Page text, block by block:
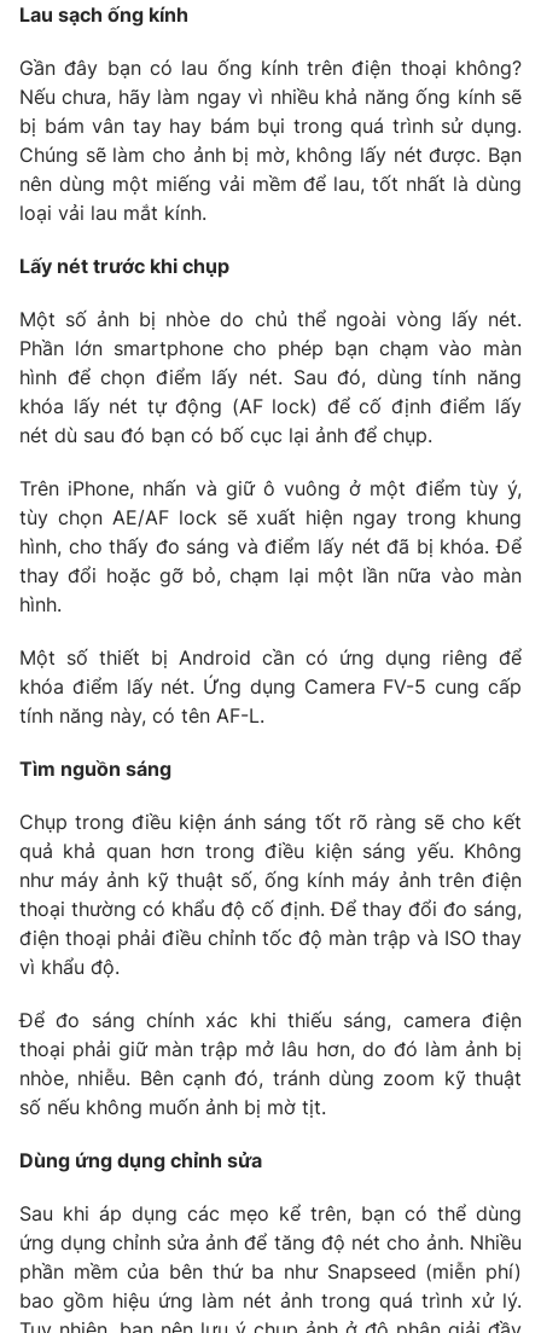
Thị trường 24h
VTV4 Vươn mình bằng AI
VTV9 VTV8
THỜI BÁO VTV
Theo dõi báo trên
Cơ quan chủ quản:Đài Truyền hình Việt Nam
Cơ quan báo chí: Thời báo VTV
cấp ngày 29/12/2023
Tổng Biên tập:Vũ Thanh Thủy
Phó Tổng Biên tập: Nguyễn Thị Mỹ Hạnh, Phạm Quốc Thắng,
Tổng đài VTV:024.38 355 931 - 024.38 355 932
Email:
toasoan@vtv.vn
Liên hệ quảng cáo: 024-7300.7108
® Cấm sao chép dưới mọi hình thức nếu không có sự chấp
thuận bằng văn bản. Ghi rõ nguồn VTV.vn khi phát hành lại
thông tin từ website này.
Lau sạch ống kính
Gần đây bạn có lau ống kính trên điện thoại không?
Nếu chưa, hãy làm ngay vì nhiều khả năng ống kính sẽ
bị bám vân tay hay bám bụi trong quá trình sử dụng.
Chúng sẽ làm cho ảnh bị mờ, không lấy nét được. Bạn
nên dùng một miếng vải mềm để lau, tốt nhất là dùng
loại vải lau mắt kính.
Lấy nét trước khi chụp
Một số ảnh bị nhòe do chủ thể ngoài vòng lấy nét.
Phần lớn smartphone cho phép bạn chạm vào màn
hình để chọn điểm lấy nét. Sau đó, dùng tính năng
khóa lấy nét tự động (AF lock) để cố định điểm lấy
nét dù sau đó bạn có bố cục lại ảnh để chụp.
Trên iPhone, nhấn và giữ ô vuông ở một điểm tùy ý,
tùy chọn AE/AF lock sẽ xuất hiện ngay trong khung
hình, cho thấy đo sáng và điểm lấy nét đã bị khóa. Để
thay đổi hoặc gỡ bỏ, chạm lại một lần nữa vào màn
hình.
Một số thiết bị Android cần có ứng dụng riêng để
khóa điểm lấy nét. Ứng dụng Camera FV-5 cung cấp
tính năng này, có tên AF-L.
Tìm nguồn sáng
Chụp trong điều kiện ánh sáng tốt rõ ràng sẽ cho kết
quả khả quan hơn trong điều kiện sáng yếu. Không
như máy ảnh kỹ thuật số, ống kính máy ảnh trên điện
thoại thường có khẩu độ cố định. Để thay đổi đo sáng,
điện thoại phải điều chỉnh tốc độ màn trập và ISO thay
vì khẩu độ.
Để đo sáng chính xác khi thiếu sáng, camera điện
thoại phải giữ màn trập mở lâu hơn, do đó làm ảnh bị
nhòe, nhiễu. Bên cạnh đó, tránh dùng zoom kỹ thuật
số nếu không muốn ảnh bị mờ tịt.
Dùng ứng dụng chỉnh sửa
Sau khi áp dụng các mẹo kể trên, bạn có thể dùng
ứng dụng chỉnh sửa ảnh để tăng độ nét cho ảnh. Nhiều
phần mềm của bên thứ ba như Snapseed (miễn phí)
bao gồm hiệu ứng làm nét ảnh trong quá trình xử lý.